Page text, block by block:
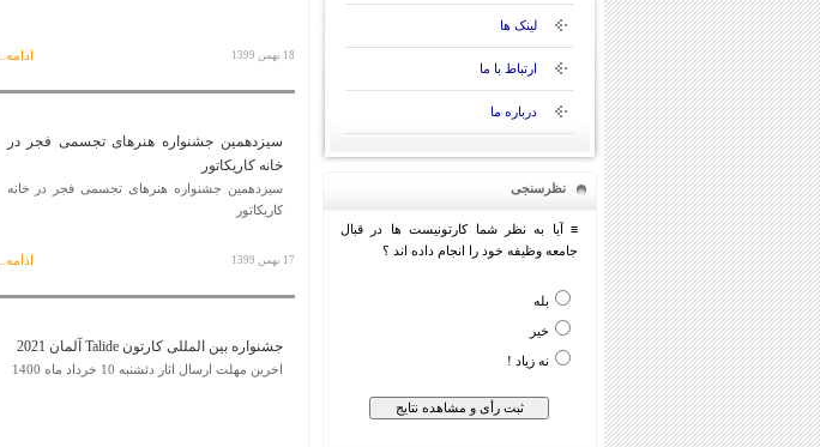
لینک ها
ارتباط با ما
درباره ما
نظرسنجی
≡ آیا به نظر شما کارتونیست ها در قبال
جامعه وظیفه خود را انجام داده اند ؟
بله
خیر
نه زیاد !
18 بهمن 1399 ادامه...
سیزدهمین جشنواره هنرهای تجسمی فجر در
خانه کاریکاتور
سیزدهمین جشنواره هنرهای تجسمی فجر در خانه
کاریکاتور
17 بهمن 1399 ادامه...
جشنواره بین المللی کارتون Talide آلمان 2021
اخرین مهلت ارسال اثار دئشنبه 10 خرداد ماه 1400